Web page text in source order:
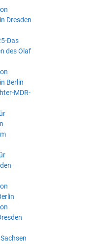
Dresden
Das
des Olaf
Berlin
MDR-